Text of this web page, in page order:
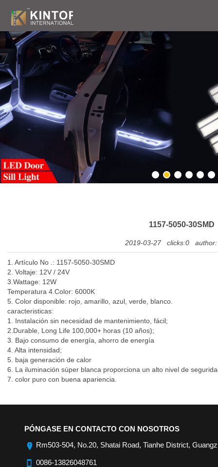
1157-5050-30SMD
2019-03-27 clicks:0
1. Artículo No .: 1157-5050-30SMD
2. Voltaje: 12V / 24V
3.Wattage: 12W
Temperatura 4.Color: 6000K
5. Color disponible: rojo, amarillo, azul, verde, blanco.
caracteristicas:
1. Instalación sin necesidad de mantenimiento, fácil;
2.Durable, Long Life 100,000+ horas (10 años);
3. Bajo consumo de energía, ahorro de energía
4. Alta intensidad;
5. baja generación de calor
6. La iluminación súper blanca proporciona un alto nivel de
7. color puro con buena apariencia.
PÓNGASE EN CONTACTO CON NOSOTROS
Rm503-504, No.20, Shatai Road, Tianhe District,
0086-13826048761